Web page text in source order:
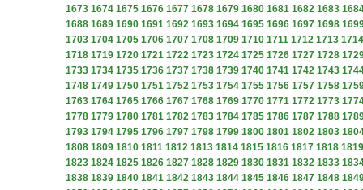
1673 1674 1675 1676 1677 1678 1679 1680 1681 1682 1683
1688 1689 1690 1691 1692 1693 1694 1695 1696 1697 1698
1703 1704 1705 1706 1707 1708 1709 1710 1711 1712 1713 1714
1718 1719 1720 1721 1722 1723 1724 1725 1726 1727 1728
1733 1734 1735 1736 1737 1738 1739 1740 1741 1742 1743
1748 1749 1750 1751 1752 1753 1754 1755 1756 1757 1758
1763 1764 1765 1766 1767 1768 1769 1770 1771 1772 1773
1778 1779 1780 1781 1782 1783 1784 1785 1786 1787 1788
1793 1794 1795 1796 1797 1798 1799 1800 1801 1802 1803
1808 1809 1810 1811 1812 1813 1814 1815 1816 1817 1818 1819
1823 1824 1825 1826 1827 1828 1829 1830 1831 1832 1833
1838 1839 1840 1841 1842 1843 1844 1845 1846 1847 1848